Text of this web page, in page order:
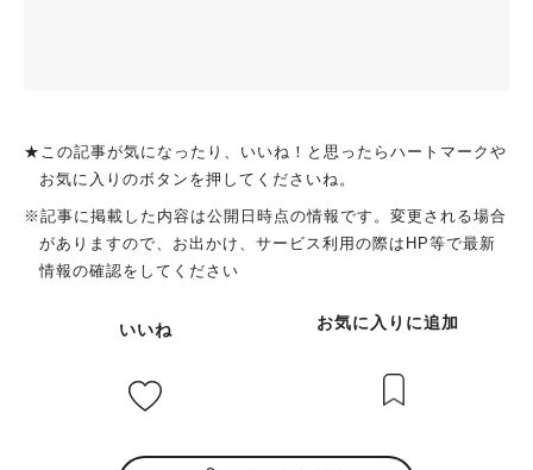
★この記事が気になったり、いいね！と思ったらハートマークや
お気に入りのボタンを押してくださいね。
※記事に掲載した内容は公開日時点の情報です。変更される場合
がありますので、お出かけ、サービス利用の際はHP等で最新
情報の確認をしてください
いいね お気に入りに追加